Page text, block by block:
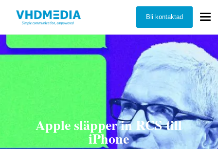
Bli kontaktad
Apple släpper in RCS till
iPhone